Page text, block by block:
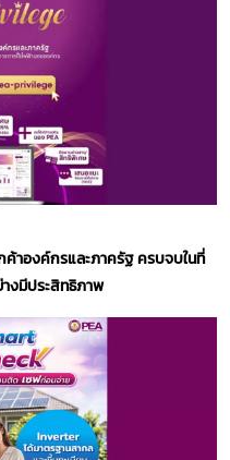
าองค์กรและภาครัฐ ครบจบในที่
างมีประสิทธิภาพ